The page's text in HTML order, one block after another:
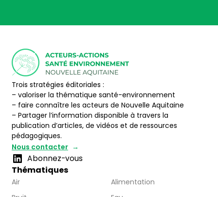
Trois stratégies éditoriales :
– valoriser la thématique santé-environnement
– faire connaître les acteurs de Nouvelle Aquitaine
– Partager l’information disponible à travers la
publication d’articles, de vidéos et de ressources
pédagogiques.
Nous contacter
Abonnez-vous
Thématiques
Air
Alimentation